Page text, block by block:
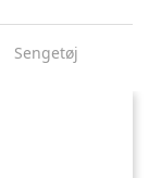
Sengetøj